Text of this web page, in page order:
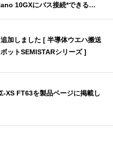
10GXにバス接続*できる
加しました [ 半導体ウエハ搬送
ットSEMISTARシリーズ ]
XS FT63を製品ページに掲載し